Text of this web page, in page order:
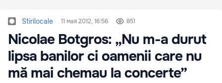
Stirilocale 11 мая 2012, 16:56 851
Nicolae Botgros: „Nu m-a durut
lipsa banilor ci oamenii care nu
mă mai chemau la concerte”